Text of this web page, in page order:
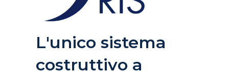
L'unico sistema
costruttivo a